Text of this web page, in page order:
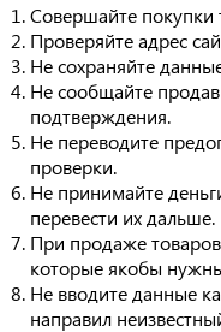
Совершайте покупки
Проверяйте адрес
Не сохраняйте
Не сообщайте
подтверждения.
Не переводите
проверки.
Не принимайте
перевести их дальше.
При продаже
которые якобы
Не вводите данные
направил